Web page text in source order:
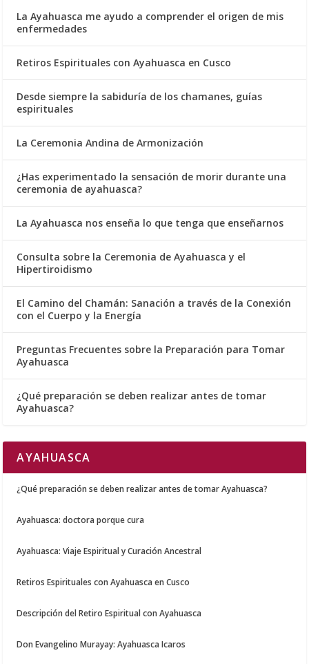
La Ayahuasca me ayudo a comprender el origen de mis
enfermedades
Retiros Espirituales con Ayahuasca en Cusco
Desde siempre la sabiduría de los chamanes, guías
espirituales
La Ceremonia Andina de Armonización
¿Has experimentado la sensación de morir durante una
ceremonia de ayahuasca?
La Ayahuasca nos enseña lo que tenga que enseñarnos
Consulta sobre la Ceremonia de Ayahuasca y el
Hipertiroidismo
El Camino del Chamán: Sanación a través de la Conexión
con el Cuerpo y la Energía
Preguntas Frecuentes sobre la Preparación para Tomar
Ayahuasca
¿Qué preparación se deben realizar antes de tomar
Ayahuasca?
AYAHUASCA
¿Qué preparación se deben realizar antes de tomar Ayahuasca?
Ayahuasca: doctora porque cura
Ayahuasca: Viaje Espiritual y Curación Ancestral
Retiros Espirituales con Ayahuasca en Cusco
Descripción del Retiro Espiritual con Ayahuasca
Don Evangelino Murayay: Ayahuasca Icaros